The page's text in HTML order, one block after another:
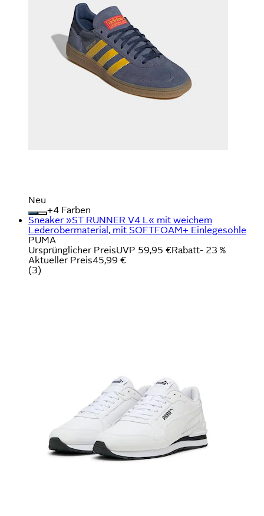
Neu
+
Farben
Sneaker »ST RUNNER V4 L« mit weichem
Lederobermaterial, mit SOFTFOAM+ Einlegesohle
PUMA
Ursprünglicher PreisUVP 59,95 €Rabatt- 23 %
Aktueller Preis45,99 €
(3)